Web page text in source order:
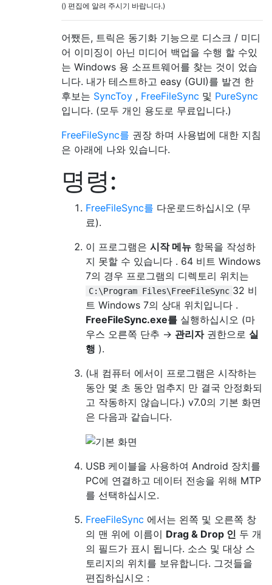
() 편집에 알려 주시기 바랍니다.)
어쨌든, 트릭은 동기화 기능으로 디스크 / 미디
어 이미징이 아닌 미디어 백업을 수행 할 수있
는 Windows 용 소프트웨어를 찾는 것이 었습
니다. 내가 테스트하고 easy (GUI)를 발견 한
후보는 SyncToy , FreeFileSync 및 PureSync
입니다. (모두 개인 용도로 무료입니다.)
FreeFileSync를 권장 하며 사용법에 대한 지침
은 아래에 나와 있습니다.
명령:
FreeFileSync를 다운로드하십시오 (무
료).
이 프로그램은 시작 메뉴 항목을 작성하
지 못할 수 있습니다 . 64 비트 Windows
7의 경우 프로그램의 디렉토리 위치는
C:\Program Files\FreeFileSync 32 비
트 Windows 7의 상대 위치입니다 .
FreeFileSync.exe를 실행하십시오 (마
우스 오른쪽 단추 → 관리자권한으로 실
행 ).
(내 컴퓨터 에서이 프로그램은 시작하는
동안 몇 초 동안 멈추지 만 결국 안정화되
고 작동하지 않습니다.) v7.0의 기본 화면
은 다음과 같습니다.
USB 케이블을 사용하여 Android 장치를
PC에 연결하고 데이터 전송을 위해 MTP
를 선택하십시오.
FreeFileSync 에서는 왼쪽 및 오른쪽 창
의 맨 위에 이름이 Drag & Drop 인 두 개
의 필드가 표시 됩니다. 소스 및 대상 스
토리지의 위치를 ​​보유합니다. 그것들을
편집하십시오 :